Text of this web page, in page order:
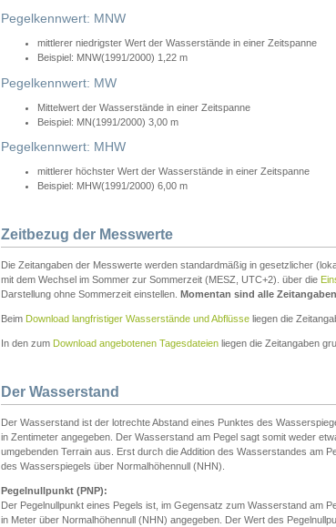
Pegelkennwert: MNW
mittlerer niedrigster Wert der Wasserstände in einer Zeitspanne
Beispiel: MNW(1991/2000) 1,22 m
Pegelkennwert: MW
Mittelwert der Wasserstände in einer Zeitspanne
Beispiel: MN(1991/2000) 3,00 m
Pegelkennwert: MHW
mittlerer höchster Wert der Wasserstände in einer Zeitspanne
Beispiel: MHW(1991/2000) 6,00 m
Zeitbezug der Messwerte
Die Zeitangaben der Messwerte werden standardmäßig in gesetzlicher
mit dem Wechsel im Sommer zur Sommerzeit (MESZ, UTC+2). über die
Darstellung ohne Sommerzeit einstellen. Momentan sind alle
Beim Download langfristiger Wasserstände und Abflüsse liegen die
In den zum Download angebotenen Tagesdateien liegen die Zeitangaben
Der Wasserstand
Der Wasserstand ist der lotrechte Abstand eines Punktes des
in Zentimeter angegeben. Der Wasserstand am Pegel sagt somit weder
umgebenden Terrain aus. Erst durch die Addition des Wasserstandes am
des Wasserspiegels über Normalhöhennull (NHN).
Pegelnullpunkt (PNP):
Der Pegelnullpunkt eines Pegels ist, im Gegensatz zum Wasserstand am
in Meter über Normalhöhennull (NHN) angegeben. Der Wert des